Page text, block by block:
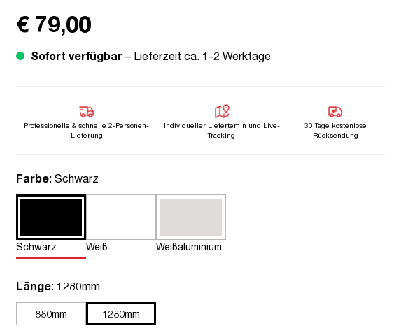
€ 79,00
Sofort verfügbar– Lieferzeit ca. 1-2 Werktage
Professionelle & schnelle 2-Personen-
Lieferung
Individueller Liefertemin und Live-
Tracking
30 Tage kostenlose
Rücksendung
Farbeauswählen
: Schwarz
Schwarz Weiß Weißaluminium
Längeauswählen
: 1280mm
880mm 1280mm